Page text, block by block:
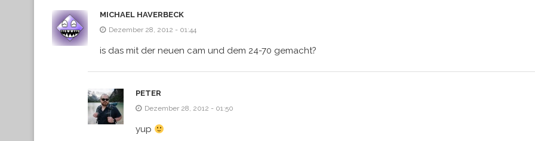
MICHAEL HAVERBECK
Dezember 28, 2012 - 01:44
is das mit der neuen cam und dem 24-70 gemacht?
PETER
Dezember 28, 2012 - 01:50
yup